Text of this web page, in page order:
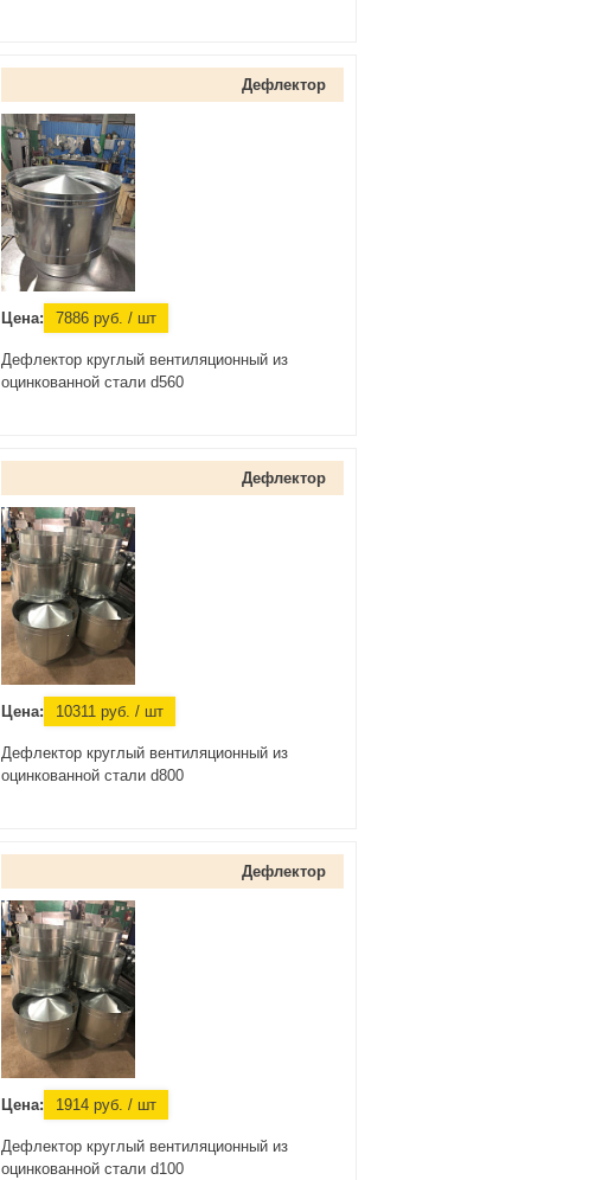
Дефлектор
Цена: 7886руб. / шт
Дефлектор круглый вентиляционный из
оцинкованной стали d560
Дефлектор
Цена: 10311руб. / шт
Дефлектор круглый вентиляционный из
оцинкованной стали d800
Дефлектор
Цена: 1914руб. / шт
Дефлектор круглый вентиляционный из
оцинкованной стали d100